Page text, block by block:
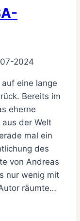
2024
eine lange
Bereits im
eherne
aus der Welt
mal ein
des
von Andreas
nur wenig mit
räumte…